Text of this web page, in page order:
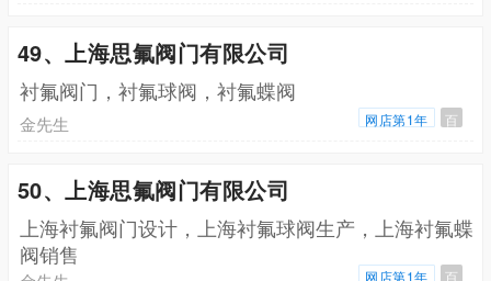
49、上海思氟阀门有限公司
衬氟阀门，衬氟球阀，衬氟蝶阀
金先生 网店第1年 百
50、上海思氟阀门有限公司
上海衬氟阀门设计，上海衬氟球阀生产，上海衬氟蝶
阀销售
网店第1年 百